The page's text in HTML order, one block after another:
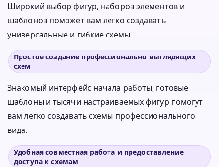
Широкий выбор фигур, наборов элементов и
шаблонов поможет вам легко создавать
универсальные и гибкие схемы.
Простое создание профессионально выглядящих
схем
Знакомый интерфейс начала работы, готовые
шаблоны и тысячи настраиваемых фигур помогут
вам легко создавать схемы профессионального
вида.
Удобная совместная работа и предоставление
доступа к схемам